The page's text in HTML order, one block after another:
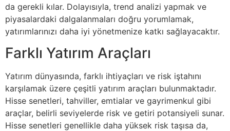
da gerekli kılar. Dolayısıyla, trend analizi yapmak ve
piyasalardaki dalgalanmaları doğru yorumlamak,
yatırımlarınızı daha iyi yönetmenize katkı sağlayacaktır.
Farklı Yatırım Araçları
Yatırım dünyasında, farklı ihtiyaçları ve risk iştahını
karşılamak üzere çeşitli yatırım araçları bulunmaktadır.
Hisse senetleri, tahviller, emtialar ve gayrimenkul gibi
araçlar, belirli seviyelerde risk ve getiri potansiyeli sunar.
Hisse senetleri genellikle daha yüksek risk taşısa da,